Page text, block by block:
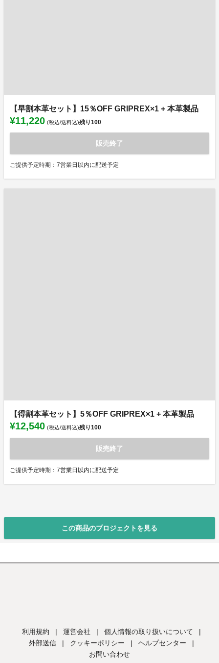
【早割本革セット】15％OFF GRIPREX×1 + 本革製品
¥11,220 (税込/送料込)残り100
販売終了
ご提供予定時期：7営業日以内に配送予定
【得割本革セット】5％OFF GRIPREX×1 + 本革製品
¥12,540 (税込/送料込)残り100
販売終了
ご提供予定時期：7営業日以内に配送予定
この商品のプロジェクトを見る
利用規約 | 運営会社 | 個人情報の取り扱いについて
|
外部送信
| クッキーポリシー | ヘルプセンター
|
お問い合わせ